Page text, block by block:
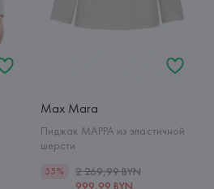
Max Mara
Пиджак MAPPA из эластичной
шерсти
55%
2 269,99 BYN
999,99 BYN